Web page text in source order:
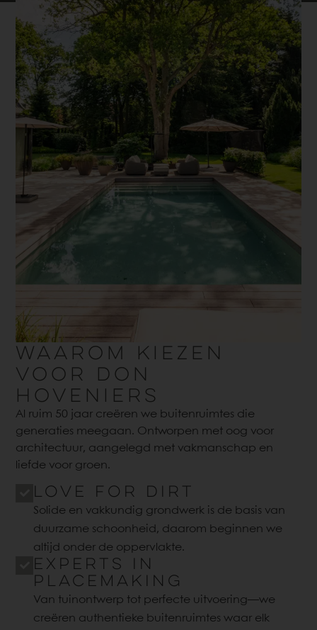
WAAROM KIEZEN
VOOR DON
HOVENIERS
Al ruim 50 jaar creëren we buitenruimtes die
generaties meegaan. Ontworpen met oog voor
architectuur, aangelegd met vakmanschap en
liefde voor groen.
Love for dirt
Solide en vakkundig grondwerk is de basis van
duurzame schoonheid, daarom beginnen we
altijd onder de oppervlakte.
Experts in
placemaking
Van tuinontwerp tot perfecte uitvoering—we
creëren authentieke buitenruimtes waar elk